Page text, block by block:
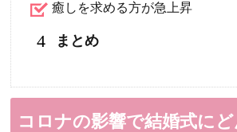
癒しを求める方が急上昇
4 まとめ
コロナの影響で結婚式にどんな影響が